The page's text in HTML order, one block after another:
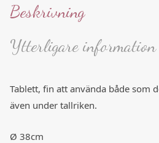
Beskrivning
Ytterligare information
Tablett, fin att använda både som
även under tallriken.
Ø 38cm